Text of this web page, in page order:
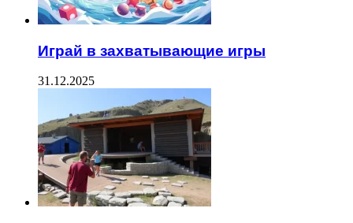
Играй в захватывающие игры
31.12.2025